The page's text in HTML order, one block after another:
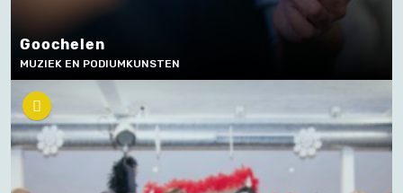
Goochelen
MUZIEK EN PODIUMKUNSTEN